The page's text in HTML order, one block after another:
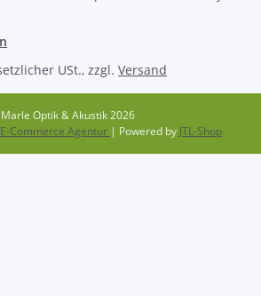
USt., zzgl. Versand
Optik & Akustik 2026
Commerce Agentur | Powered by JTL-Shop